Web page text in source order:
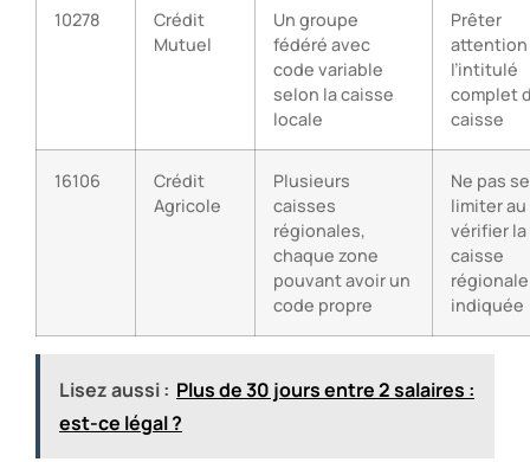
10278
Crédit
Mutuel
Un groupe
fédéré avec
code variable
selon la caisse
locale
Prêter
attention
l’intitulé
complet
caisse
16106
Crédit
Agricole
Plusieurs
caisses
régionales,
chaque zone
pouvant avoir un
code propre
Ne pas se
limiter
vérifier la
caisse
régionale
indiquée
Lisez aussi : Plus de 30 jours entre 2 salaires :
est-ce légal ?